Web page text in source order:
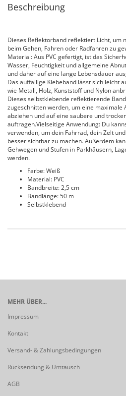
Beschreibung
Dieses Reflektorband reflektiert Licht, um
beim Gehen, Fahren oder Radfahren zu
Material: Aus PVC gefertigt, ist das
Wasser, Feuchtigkeit und allgemeine
und daher auf eine lange Lebensdauer
Das auffällige Klebeband lässt sich leicht
wie Metall, Holz, Kunststoff und Nylon
Dieses selbstklebende reflektierende
zugeschnitten werden, um eine maximale
abziehen und auf eine saubere und
auftragen.Vielseitige Anwendung: Du
verwenden, um dein Fahrrad, dein Zelt
besser sichtbar zu machen. Außerdem
Gehwegen und Stufen in Parkhäusern,
werden.
Farbe: Weiß
Material: PVC
Bandbreite: 2,5 cm
Bandlänge: 50 m
Selbstklebend
MEHR ÜBER...
Impressum
Kontakt
Versand- & Zahlungsbedingungen
Rücksendung & Umtausch
AGB